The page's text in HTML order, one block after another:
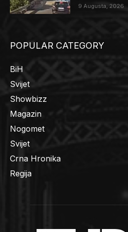
9 Augusta, 2026
POPULAR CATEGORY
BiH
Svijet
Showbizz
Magazin
Nogomet
Svijet
Crna Hronika
Regija